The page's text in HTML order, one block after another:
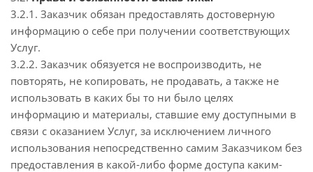
3.2.1. Заказчик обязан предоставлять достоверную
информацию о себе при получении соответствующих
Услуг.
3.2.2. Заказчик обязуется не воспроизводить, не
повторять, не копировать, не продавать, а также не
использовать в каких бы то ни было целях
информацию и материалы, ставшие ему доступными в
связи с оказанием Услуг, за исключением личного
использования непосредственно самим Заказчиком без
предоставления в какой-либо форме доступа каким-